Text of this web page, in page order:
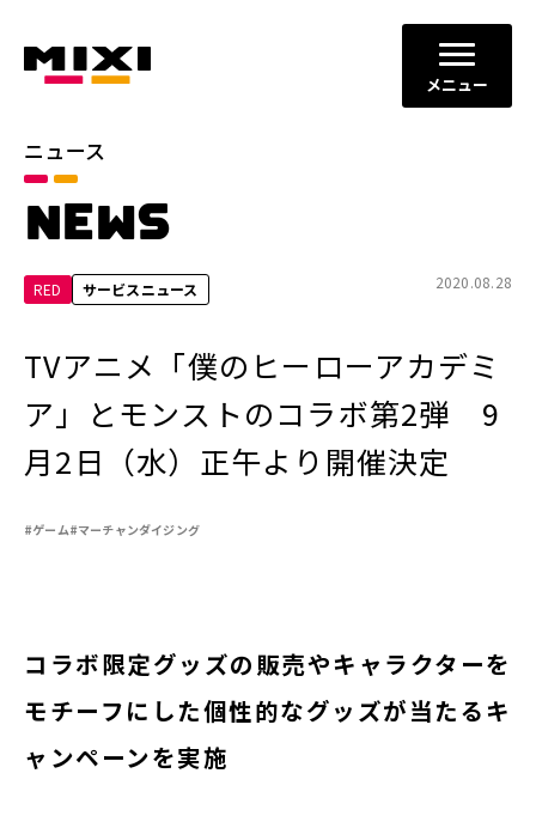
メニュー
ニュース
NEWS
RED サービスニュース 2020.08.28
TVアニメ「僕のヒーローアカデミ
ア」とモンストのコラボ第2弾 9
月2日（水）正午より開催決定
#ゲーム#マーチャンダイジング
コラボ限定グッズの販売やキャラクターを
モチーフにした個性的なグッズが当たるキ
ャンペーンを実施
カテゴリ
お知らせ
2026年 2025年